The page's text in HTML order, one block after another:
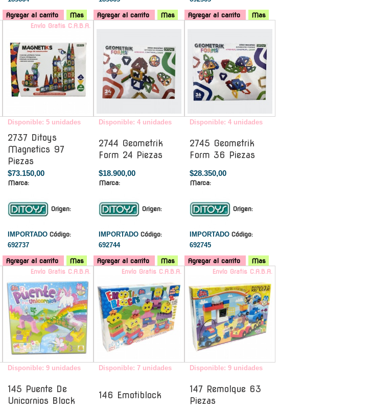
Agregar al carrito Mas Agregar al carrito Mas Agregar al carrito
Mas
Envío Gratis C.A.B.A.
Disponible: 5 unidades
2737 Ditoys
Magnetics 97
Piezas
$73.150,00
Marca:
Origen:
IMPORTADO Código:
692737
Agregar al carrito Mas
Disponible: 4 unidades
2744 Geometrik
Form 24 Piezas
$18.900,00
Marca:
Origen:
IMPORTADO Código:
692744
Agregar al carrito Mas
Disponible: 4 unidades
2745 Geometrik
Form 36 Piezas
$28.350,00
Marca:
Origen:
IMPORTADO Código:
692745
Agregar al carrito
Mas
Envío Gratis C.A.B.A.
Disponible: 9 unidades
145 Puente De
Unicornios Block
Envío Gratis C.A.B.A.
Disponible: 7 unidades
146 Emotiblock
Envío Gratis C.A.B.A.
Disponible: 9 unidades
147 Remolque 63
Piezas